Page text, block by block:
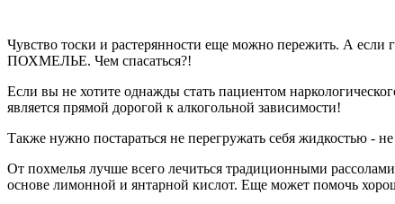
Чувство тоски и растерянности еще можно пережить. А если
ПОХМЕЛЬЕ. Чем спасаться?!
Если вы не хотите однажды стать пациентом
является прямой дорогой к алкогольной зависимости!
Также нужно постараться не перегружать себя жидкостью -
От похмелья лучше всего лечиться традиционными
основе лимонной и янтарной кислот. Еще может помочь